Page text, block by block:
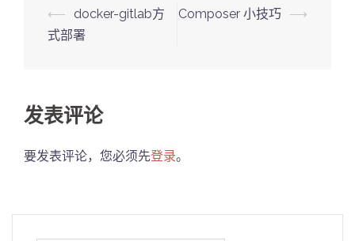
Post
navigation
⟵
docker-gitlab方
式部署
Composer 小技巧 ⟶
发表评论
要发表评论，您必须先登录。